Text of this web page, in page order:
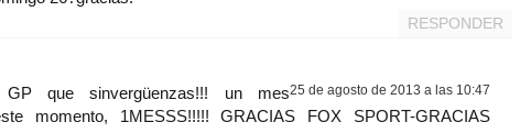
RESPONDER
25 de agosto de 2013 a las 10:47
que sinvergüenzas!!! un mes
momento, 1MESSS!!!!! GRACIAS FOX SPORT-GRACIAS